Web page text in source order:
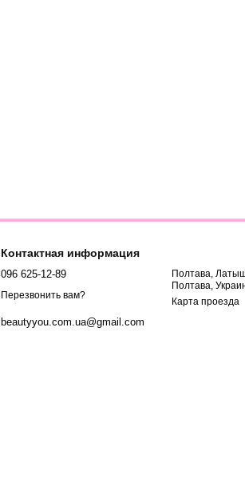
Контактная информация
096 625-12-89
Перезвонить вам?
beautyyou.com.ua@gmail.com
Полтава,
Полтава,
Карта проезда